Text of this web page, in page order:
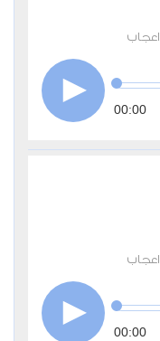
اعجاب
00:00
اعجاب
00:00